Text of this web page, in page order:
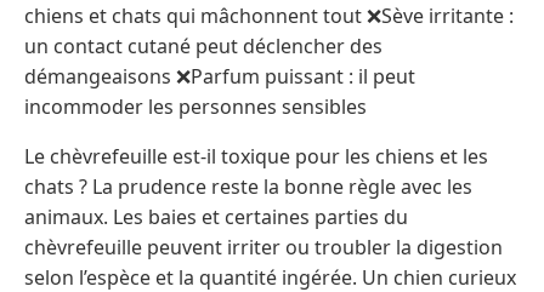
chiens et chats qui mâchonnent tout ❌Sève irritante :
un contact cutané peut déclencher des
démangeaisons ❌Parfum puissant : il peut
incommoder les personnes sensibles
Le chèvrefeuille est-il toxique pour les chiens et les
chats ? La prudence reste la bonne règle avec les
animaux. Les baies et certaines parties du
chèvrefeuille peuvent irriter ou troubler la digestion
selon l’espèce et la quantité ingérée. Un chien curieux